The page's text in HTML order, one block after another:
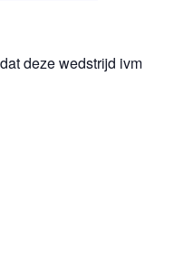
deze wedstrijd ivm